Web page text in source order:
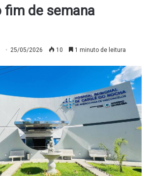
fim de semana
e-
25/05/2026 10 1 minuto de leitura